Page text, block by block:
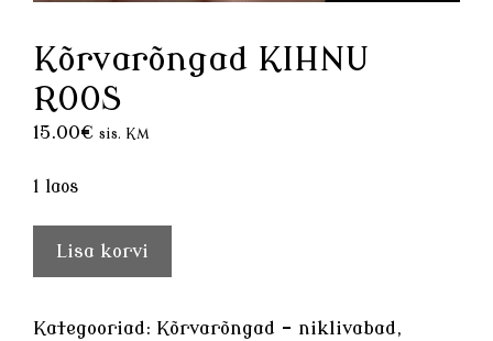
Kõrvarõngad KIHNU
ROOS
15.00€ sis. KM
1 laos
Kõrvarõngad
kogus
Lisa korvi
Kategooriad: Kõrvarõngad - niklivabad,